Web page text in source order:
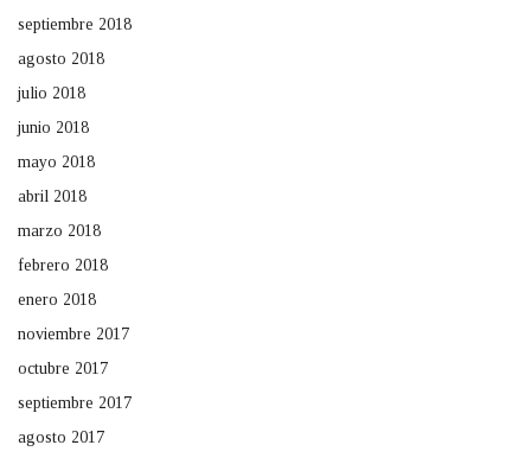
septiembre 2018
agosto 2018
julio 2018
junio 2018
mayo 2018
abril 2018
marzo 2018
febrero 2018
enero 2018
noviembre 2017
octubre 2017
septiembre 2017
agosto 2017